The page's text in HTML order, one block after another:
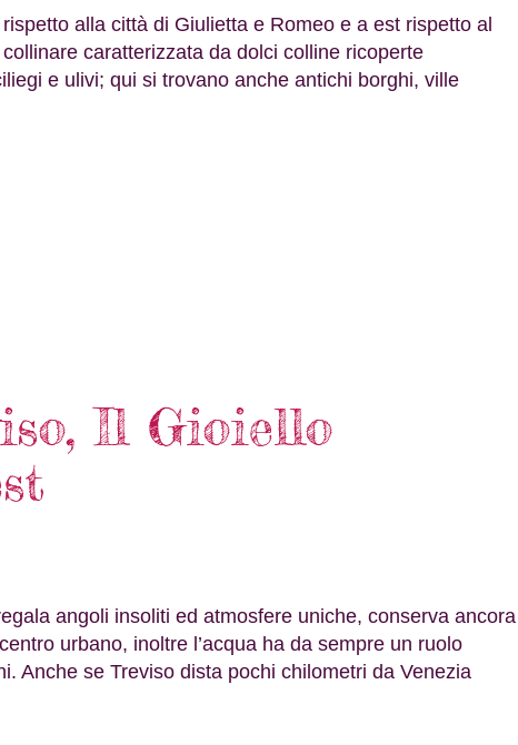
alla città di Giulietta e Romeo e a est rispetto al
caratterizzata da dolci colline ricoperte
e ulivi; qui si trovano anche antichi borghi, ville
Il Gioiello
angoli insoliti ed atmosfere uniche, conserva ancora
urbano, inoltre l’acqua ha da sempre un ruolo
Anche se Treviso dista pochi chilometri da Venezia